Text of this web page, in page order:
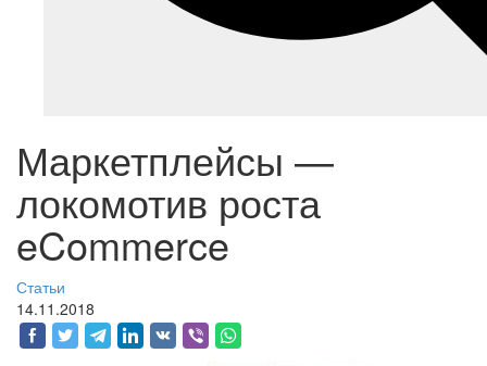
Маркетплейсы —
локомотив роста
eCommerce
Статьи
14.11.2018